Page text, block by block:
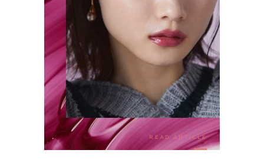
READ ARTICLE